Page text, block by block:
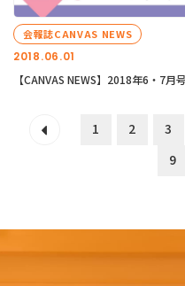
2018.06.01
会報誌CANVAS NEWS
【CANVAS NEWS】2018年6・7月号
1 2 3
9